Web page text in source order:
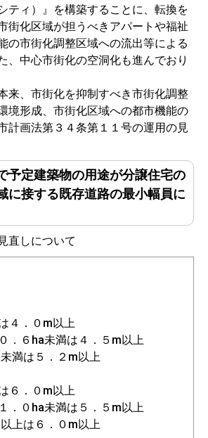
ティ）』を構築することに、転換を
街化区域が担うべきアパートや福祉
の市街化調整区域への流出等による
、中心市街化の空洞化も進んでおり
来、市街化を抑制すべき市街化調整
境形成、市街化区域への都市機能の
計画法第３４条第１１号の運用の見
予定建築物の用途が分譲住宅の
に接する既存道路の最小幅員に
しについて
４．０m以上
．６ha未満は４．５m以上
は５．２m以上
６．０m以上
．０ha未満は５．５m以上
は６．０m以上